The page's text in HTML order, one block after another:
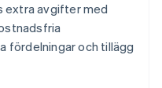
extra avgifter med
fördelningar och tillägg